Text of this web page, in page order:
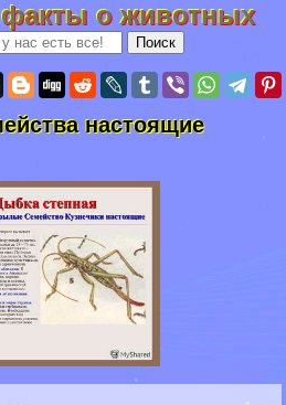
факты о животных
настоящие